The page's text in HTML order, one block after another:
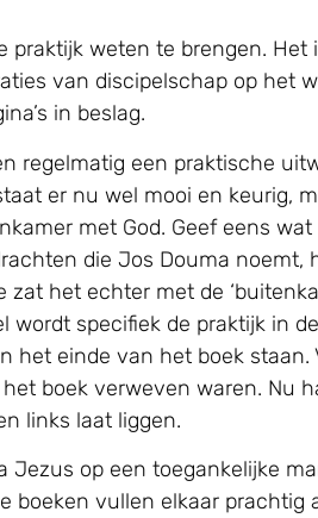
weten te brengen. Het
van discipelschap op het
in beslag.
regelmatig een praktische
er nu wel mooi en keurig,
met God. Geef eens
die Jos Douma noemt,
het echter met de
wordt specifiek de praktijk in
het einde van het boek staan.
boek verweven waren. Nu
links laat liggen.
Jezus op een toegankelijke
boeken vullen elkaar prachtig